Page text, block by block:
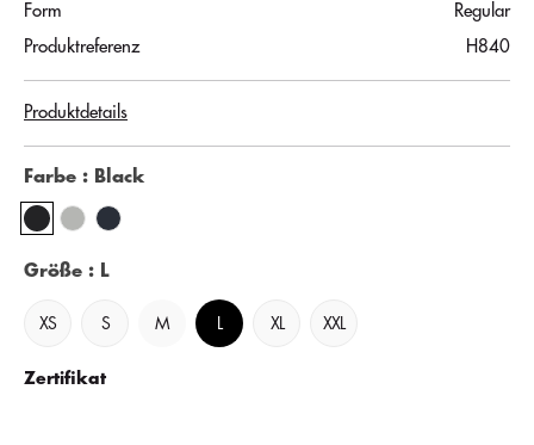
Form
Regular
Produktreferenz
H840
Produktdetails
Farbe : Black
Größe : L
XS S M XL XXL
Zertifikat